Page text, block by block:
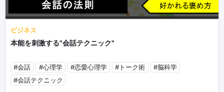
ビジネス
本能を刺激する"会話テクニック"
#会話 #心理学 #恋愛心理学 #トーク術
#脳科学
#会話テクニック